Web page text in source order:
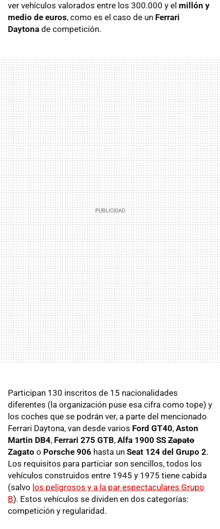
ver vehículos valorados entre los 300.000 y el millón y
medio de euros, como es el caso de un Ferrari
Daytona de competición.
Participan 130 inscritos de 15 nacionalidades
diferentes (la organización puse esa cifra como tope) y
los coches que se podrán ver, a parte del mencionado
Ferrari Daytona, van desde varios Ford GT40, Aston
Martin DB4, Ferrari 275 GTB, Alfa 1900 SS Zapato
Zagato o Porsche 906 hasta un Seat 124 del Grupo 2.
Los requisitos para particiar son sencillos, todos los
vehículos construidos entre 1945 y 1975 tiene cabida
(salvo los peligrosos y a la par espectaculares Grupo
B). Estos vehículos se dividen en dos categorías:
competición y regularidad.